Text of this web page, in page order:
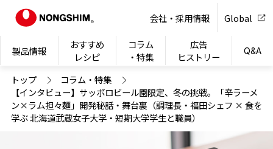
製品情報
おすすめ
レシピ
コラム
・特集
広告
ヒストリー
Q&A
会社・採用情報 Global
トップ
コラム・特集
【インタビュー】サッポロビール園限定、冬の挑戦。「辛ラーメ
ン×ラム担々麺」開発秘話・舞台裏（調理長・福田シェフ × 食を
学ぶ 北海道武蔵女子大学・短期大学学生と職員）